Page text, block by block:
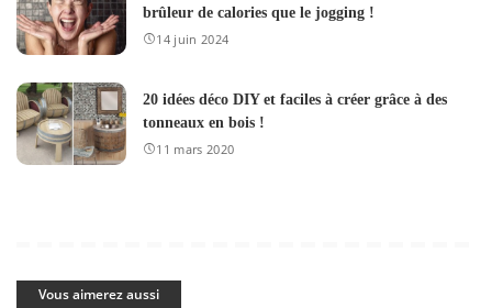
brûleur de calories que le jogging !
14 juin 2024
20 idées déco DIY et faciles à créer grâce à des
tonneaux en bois !
11 mars 2020
Vous aimerez aussi